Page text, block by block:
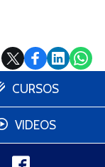
CURSOS
VIDEOS